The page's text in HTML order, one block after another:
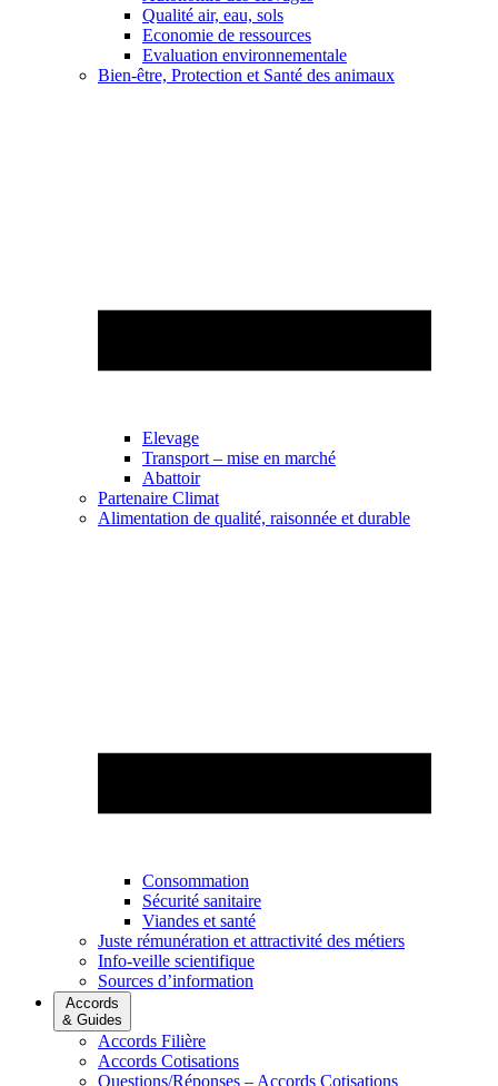
Qualité air, eau, sols
Economie de ressources
Evaluation environnementale
Bien-être, Protection et Santé des animaux
Elevage
Transport – mise en marché
Abattoir
Partenaire Climat
Alimentation de qualité, raisonnée et durable
Consommation
Sécurité sanitaire
Viandes et santé
Juste rémunération et attractivité des métiers
Info-veille scientifique
Sources d’information
Accords
& Guides
Accords Filière
Accords Cotisations
Questions/Réponses – Accords Cotisations